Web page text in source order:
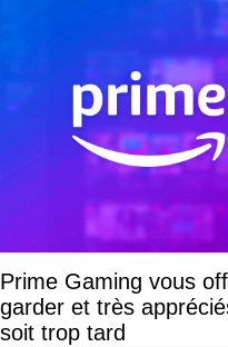
Prime Gaming vous
garder et très
soit trop tard